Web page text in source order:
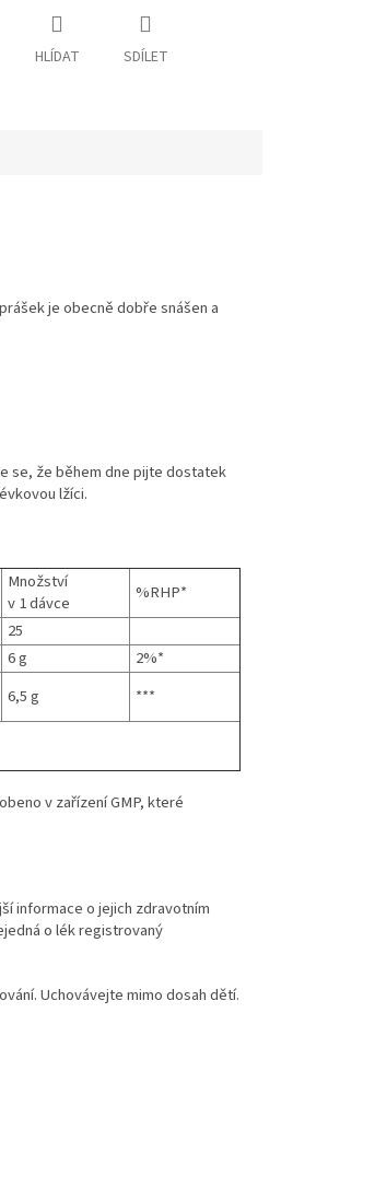
HLÍDAT SDÍLET
je obecně dobře snášen a
se, že během dne pijte dostatek
lžíci.
Množství
v 1 dávce
%RHP*
25
6 g
2%*
6,5 g
***
v zařízení GMP, které
informace o jejich zdravotním
o lék registrovaný
Uchovávejte mimo dosah dětí.